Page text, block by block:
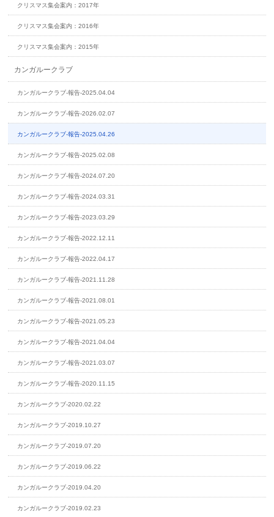
クリスマス集会案内：2017年
クリスマス集会案内：2016年
クリスマス集会案内：2015年
カンガルークラブ
カンガルークラブ-報告-2025.04.04
カンガルークラブ-報告-2026.02.07
カンガルークラブ-報告-2025.04.26
カンガルークラブ-報告-2025.02.08
カンガルークラブ-報告-2024.07.20
カンガルークラブ-報告-2024.03.31
カンガルークラブ-報告-2023.03.29
カンガルークラブ-報告-2022.12.11
カンガルークラブ-報告-2022.04.17
カンガルークラブ-報告-2021.11.28
カンガルークラブ-報告-2021.08.01
カンガルークラブ-報告-2021.05.23
カンガルークラブ-報告-2021.04.04
カンガルークラブ-報告-2021.03.07
カンガルークラブ-報告-2020.11.15
カンガルークラブ-2020.02.22
カンガルークラブ-2019.10.27
カンガルークラブ-2019.07.20
カンガルークラブ-2019.06.22
カンガルークラブ-2019.04.20
カンガルークラブ-2019.02.23